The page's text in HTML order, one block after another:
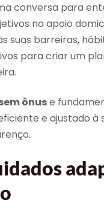
conversa para
no apoio
suas barreiras,
para criar um
ônuse
e ajustado à